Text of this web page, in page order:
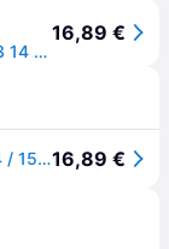
Legginsit & Sukkahousut adidas JD6473 14 / 15 vuotta
16,89 €
Legginsit & Sukkahousut adidas JD6473 14 / 15 vuotta16,89 €